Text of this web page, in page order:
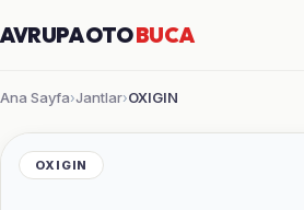
AVRUPA OTOBUCA
Ana Sayfa›Jantlar›OXIGIN
OXIGIN